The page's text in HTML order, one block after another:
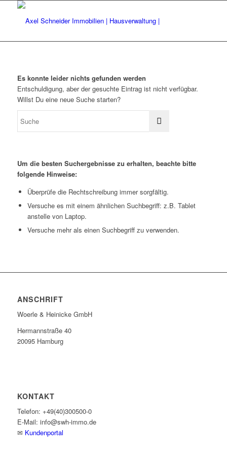
Es konnte leider nichts gefunden werden
Entschuldigung, aber der gesuchte Eintrag ist nicht verfügbar.
Willst Du eine neue Suche starten?
Um die besten Suchergebnisse zu erhalten, beachte bitte
folgende Hinweise:
Überprüfe die Rechtschreibung immer sorgfältig.
Versuche es mit einem ähnlichen Suchbegriff: z.B. Tablet
anstelle von Laptop.
Versuche mehr als einen Suchbegriff zu verwenden.
ANSCHRIFT
Woerle & Heinicke GmbH
Hermannstraße 40
20095 Hamburg
KONTAKT
Telefon: +49(40)300500-0
E-Mail: info@swh-immo.de
✉ Kundenportal